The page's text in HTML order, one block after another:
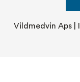
Vildmedvin Aps |